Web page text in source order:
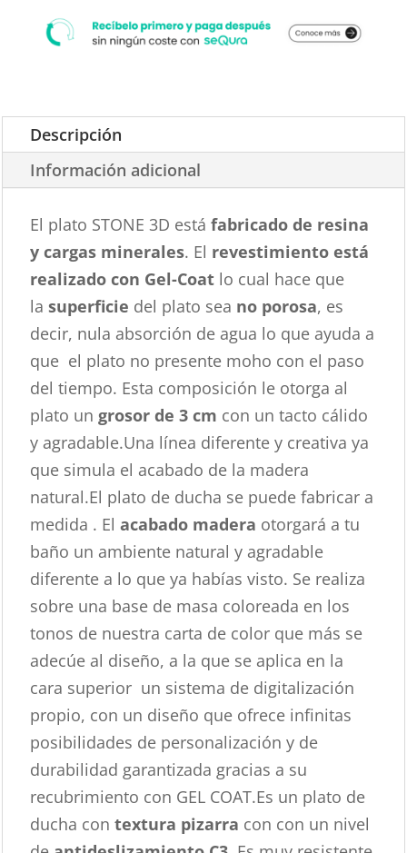
Descripción
Información adicional
El plato STONE 3D estáfabricado de resina
y cargas minerales. El revestimiento está
realizado con Gel-Coat lo cual hace que
lasuperficie del plato sea no porosa, es
decir, nula absorción de agua lo que ayuda a
que el plato no presente moho con el paso
del tiempo. Esta composición le otorga al
plato un grosor de 3 cm con un tacto cálido
y agradable.Una línea diferente y creativa ya
que simula el acabado de la madera
natural.El plato de ducha se puede fabricar a
medida . Elacabado madera otorgará a tu
baño un ambiente natural y agradable
diferente a lo que ya habías visto. Se realiza
sobre una base de masa coloreada en los
tonos de nuestra carta de color que más se
adecúe al diseño, a la que se aplica en la
cara superior un sistema de digitalización
propio, con un diseño que ofrece infinitas
posibilidades de personalización y de
durabilidad garantizada gracias a su
recubrimiento con GEL COAT.Es un plato de
ducha con textura pizarra con con un nivel